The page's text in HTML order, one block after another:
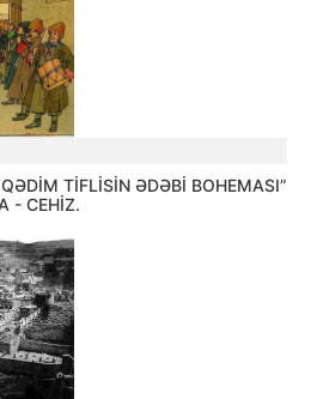
TİFLİSİN ƏDƏBİ BOHEMASI”
- CEHİZ.